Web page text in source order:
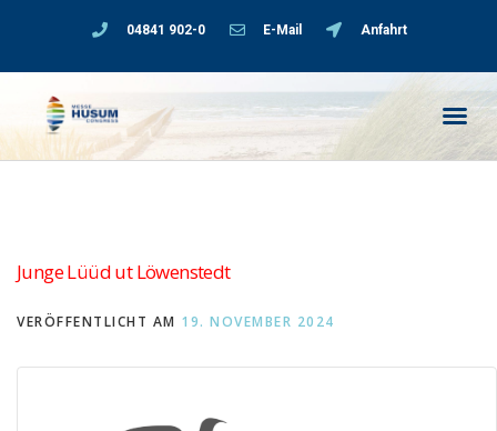
04841 902-0 E-Mail Anfahrt
Junge Lüüd ut Löwenstedt
VERÖFFENTLICHT AM 19. NOVEMBER 2024